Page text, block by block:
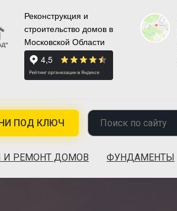
Реконструкция и
строительство домов в
Московской Области
ПОД КЛЮЧ
И РЕМОНТ ДОМОВ ФУНДАМЕНТЫ